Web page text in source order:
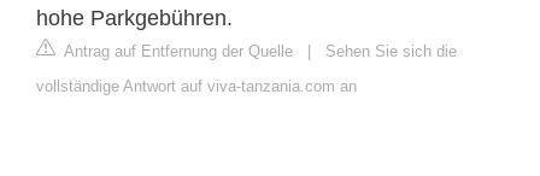
hohe Parkgebühren.
Antrag auf Entfernung der Quelle
Sehen Sie sich die
vollständige Antwort auf viva-tanzania.com an